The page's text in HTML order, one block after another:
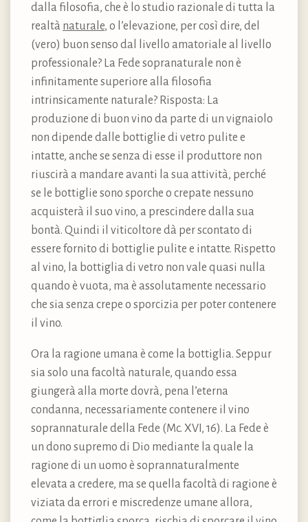
dalla filosofia, che è lo studio razionale di tutta la
realtà naturale, o l’elevazione, per così dire, del
(vero) buon senso dal livello amatoriale al livello
professionale? La Fede sopranaturale non è
infinitamente superiore alla filosofia
intrinsicamente naturale? Risposta: La
produzione di buon vino da parte di un vignaiolo
non dipende dalle bottiglie di vetro pulite e
intatte, anche se senza di esse il produttore non
riuscirà a mandare avanti la sua attività, perché
se le bottiglie sono sporche o crepate nessuno
acquisterà il suo vino, a prescindere dalla sua
bontà. Quindi il viticoltore dà per scontato di
essere fornito di bottiglie pulite e intatte. Rispetto
al vino, la bottiglia di vetro non vale quasi nulla
quando è vuota, ma è assolutamente necessario
che sia senza crepe o sporcizia per poter contenere
il vino.
Ora la ragione umana è come la bottiglia. Seppur
sia solo una facoltà naturale, quando essa
giungerà alla morte dovrà, pena l’eterna
condanna, necessariamente contenere il vino
soprannaturale della Fede (Mc. XVI, 16). La Fede è
un dono supremo di Dio mediante la quale la
ragione di un uomo è soprannaturalmente
elevata a credere, ma se quella facoltà di ragione è
viziata da errori e miscredenze umane allora,